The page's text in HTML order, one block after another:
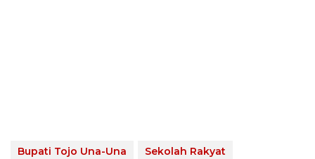
Bupati Tojo Una-Una Sekolah Rakyat